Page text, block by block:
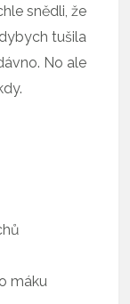
snědli, že
tušila
No ale
máku